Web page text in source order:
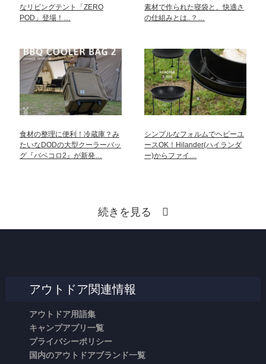
なリビングテント「ZERO
POD」登場！…
素材で作られた寝袋と、快適さ
の仕組みとは..？…
食材の整理に便利！冷蔵庫？み
たいなDODの大型クーラーバッ
グ『バベコロ2』が新発…
シンプルなフォルムでヘビーユ
ースOK！Hilander(ハイランダ
ー)からファイ…
続きを見る
アウトドア関連情報
アウトドア用語集
キャンプアプリ一覧
プライバシーポリシー
国内のアウトドアブランド一覧